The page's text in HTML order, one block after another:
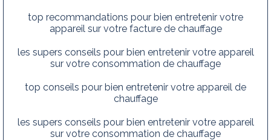
top recommandations pour bien entretenir votre
appareil sur votre facture de chauffage
les supers conseils pour bien entretenir votre appareil
sur votre consommation de chauffage
top conseils pour bien entretenir votre appareil de
chauffage
les supers conseils pour bien entretenir votre appareil
sur votre consommation de chauffage